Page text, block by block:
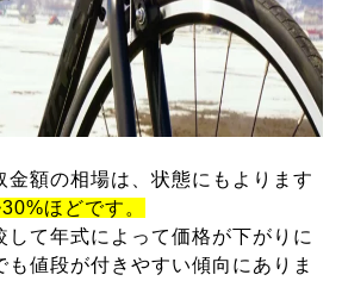
金額の相場は、状態にもよります
ほどです。
して年式によって価格が下がりに
も値段が付きやすい傾向にありま